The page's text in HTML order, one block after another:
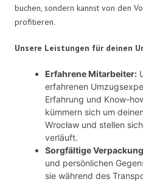
buchen, sondern kannst von den
profitieren.
Unsere Leistungen für deinen
Erfahrene Mitarbeiter:
erfahrenen
Erfahrung und Know-
kümmern sich um
Wrocław und stellen
verläuft.
Sorgfältige
und persönlichen
sie während des